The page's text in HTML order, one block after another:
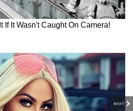
NEXT